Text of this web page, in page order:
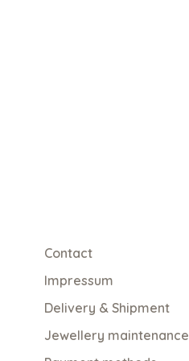
Contact
Impressum
Delivery & Shipment
Jewellery maintenance